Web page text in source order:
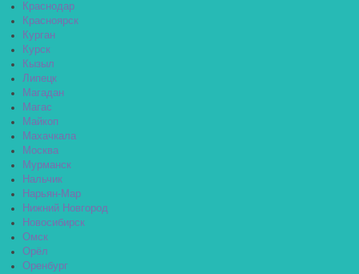
Краснодар
Красноярск
Курган
Курск
Кызыл
Липецк
Магадан
Магас
Майкоп
Махачкала
Москва
Мурманск
Нальчик
Нарьян-Мар
Нижний Новгород
Новосибирск
Омск
Орёл
Оренбург